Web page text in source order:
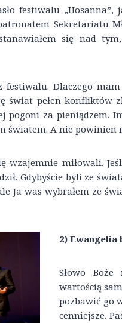
festiwalu
Sekretariatu
się nad
Dlaczego
świat pełen konfliktów
pogoni za pieniądzem.
światem. A nie powinien
wzajemnie miłowali.
Gdybyście byli ze
Ja was wybrałem ze
2) Ewangelia
Słowo
wartością
pozbawić go
cenniejsze.